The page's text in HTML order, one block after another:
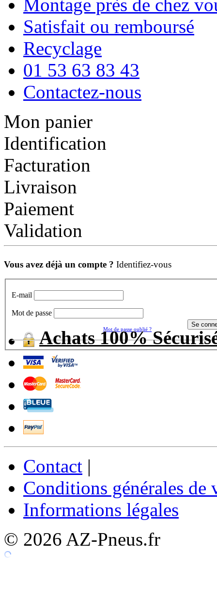
Montage près de chez
Satisfait ou remboursé
Recyclage
01 53 63 83 43
Contactez-nous
Mon panier
Identification
Facturation
Livraison
Paiement
Validation
Vous avez déjà un compte ? Identifiez-vous
E-mail
Mot de passe
Mot de passe oublié ?
Achats 100%
Contact |
Conditions générales de
Informations légales
© 2026 AZ-Pneus.fr